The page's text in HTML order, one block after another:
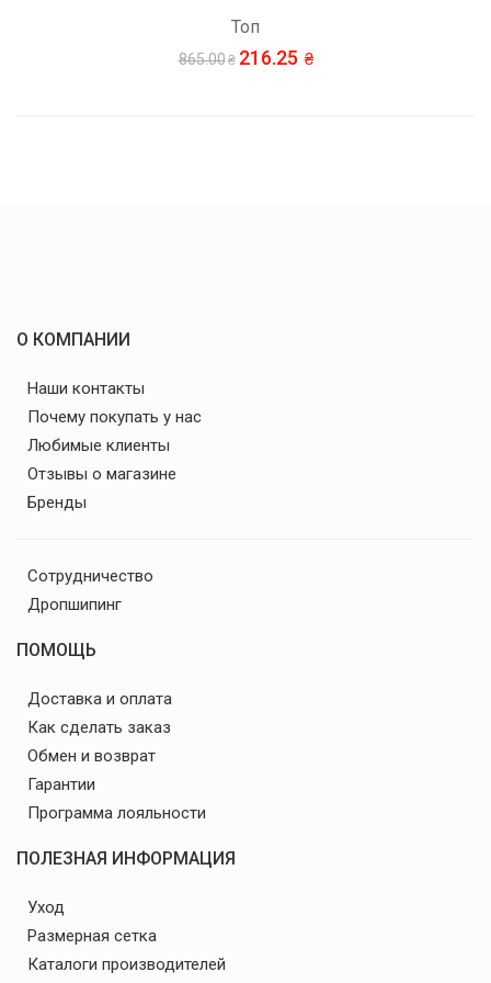
Топ
865.00 216.25
О КОМПАНИИ
Наши контакты
Почему покупать у нас
Любимые клиенты
Отзывы о магазине
Бренды
Сотрудничество
Дропшипинг
ПОМОЩЬ
Доставка и оплата
Как сделать заказ
Обмен и возврат
Гарантии
Программа лояльности
ПОЛЕЗНАЯ ИНФОРМАЦИЯ
Уход
Размерная сетка
Каталоги производителей